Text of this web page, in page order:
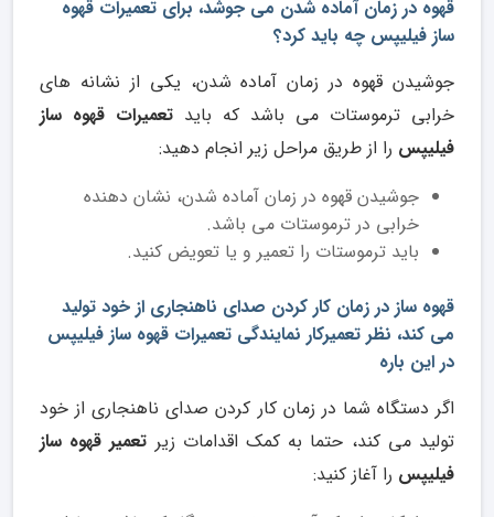
قهوه در زمان آماده شدن می جوشد، برای تعمیرات قهوه
ساز فیلیپس چه باید کرد؟
جوشیدن قهوه در زمان آماده شدن، یکی از نشانه های
خرابی ترموستات می باشد که باید تعمیرات قهوه ساز
فیلیپس را از طریق مراحل زیر انجام دهید:
جوشیدن قهوه در زمان آماده شدن، نشان دهنده
خرابی در ترموستات می باشد.
باید ترموستات را تعمیر و یا تعویض کنید.
قهوه ساز در زمان کار کردن صدای ناهنجاری از خود تولید
می کند، نظر تعمیرکار نمایندگی تعمیرات قهوه ساز فیلیپس
در این باره
اگر دستگاه شما در زمان کار کردن صدای ناهنجاری از خود
تولید می کند، حتما به کمک اقدامات زیر تعمیر قهوه ساز
فیلیپس را آغاز کنید: